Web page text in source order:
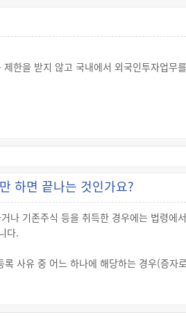
한을 받지 않고 국내에서 외국인투자업무
하면 끝나는 것인가요?
나 기존주식 등을 취득한 경우에는 법령에
다.
사유 중 어느 하나에 해당하는 경우(증자
등의 취득을 완료(그 주식등의 대금을 정